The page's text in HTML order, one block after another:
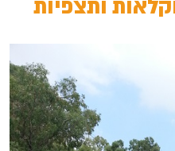
ותצפיות